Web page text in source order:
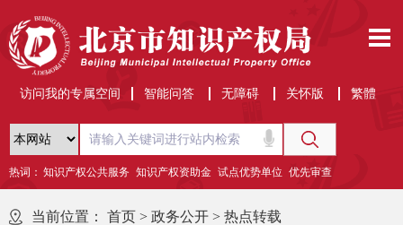
访问我的专属空间 智能问答 无障碍 关怀版 繁體
热词： 知识产权公共服务 知识产权资助金 试点优势单位 优先审查
当前位置： 首页 > 政务公开 > 热点转载